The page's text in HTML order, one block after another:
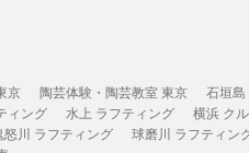
京 陶芸体験・陶芸教室 東京 石垣
ィング 水上 ラフティング 横浜 ク
怒川 ラフティング 球磨川 ラフティン